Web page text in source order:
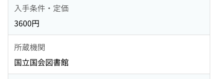
入手条件・定価
3600円
所蔵機関
国立国会図書館